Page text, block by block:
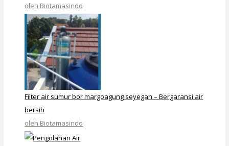
oleh Biotamasindo
Filter air sumur bor margoagung seyegan – Bergaransi air
bersih
oleh Biotamasindo